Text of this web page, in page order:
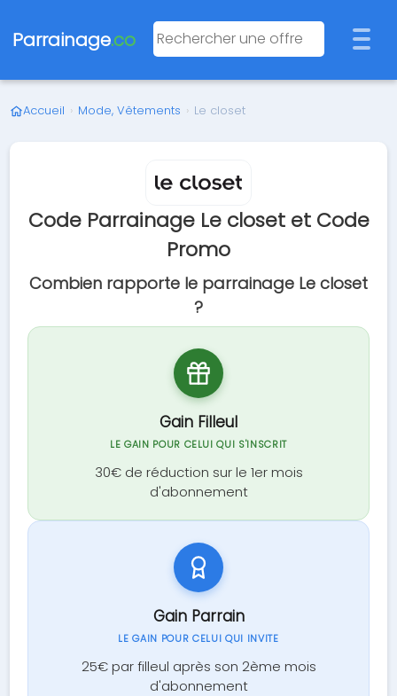
Parrainage.co
Accueil › Mode, Vêtements › Le closet
Code Parrainage Le closet et Code
Promo
Combien rapporte le parrainage Le closet
?
Gain Filleul
LE GAIN POUR CELUI QUI S'INSCRIT
30€ de réduction sur le 1er mois
d'abonnement
Gain Parrain
LE GAIN POUR CELUI QUI INVITE
25€ par filleul après son 2ème mois
d'abonnement